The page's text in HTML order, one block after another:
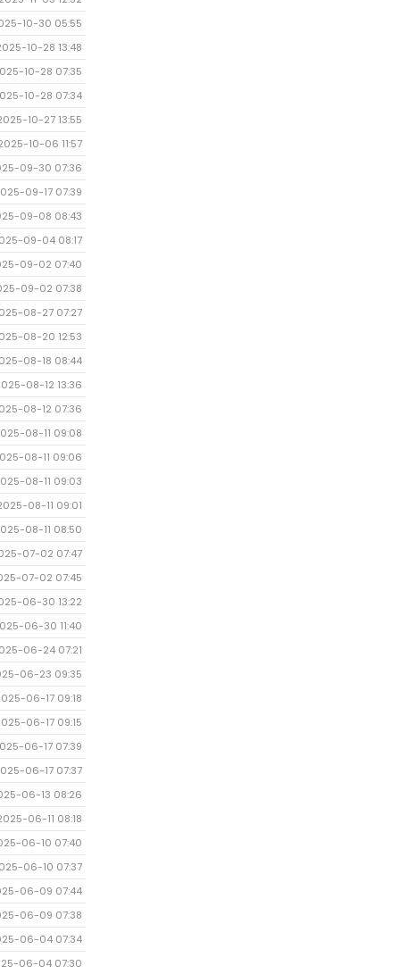
10-30 05:55
10-28 13:48
10-28 07:35
10-28 07:34
10-27 13:55
10-06 11:57
09-30 07:36
09-17 07:39
09-08 08:43
09-04 08:17
09-02 07:40
09-02 07:38
08-27 07:27
08-20 12:53
08-18 08:44
08-12 13:36
08-12 07:36
08-11 09:08
08-11 09:06
08-11 09:03
08-11 09:01
08-11 08:50
07-02 07:47
07-02 07:45
06-30 13:22
06-30 11:40
06-24 07:21
06-23 09:35
06-17 09:18
06-17 09:15
06-17 07:39
06-17 07:37
06-13 08:26
06-11 08:18
06-10 07:40
06-10 07:37
06-09 07:44
06-09 07:38
06-04 07:34
06-04 07:30